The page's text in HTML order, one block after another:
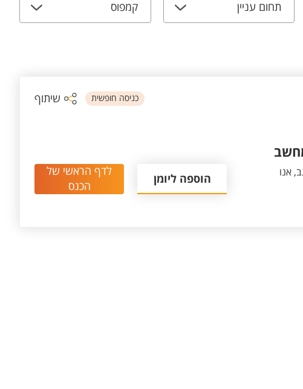
תחום עניין קמפוס
כניסה חופשית שיתוף
אנו
הוספה ליומן
לדף הראשי של
הכנס